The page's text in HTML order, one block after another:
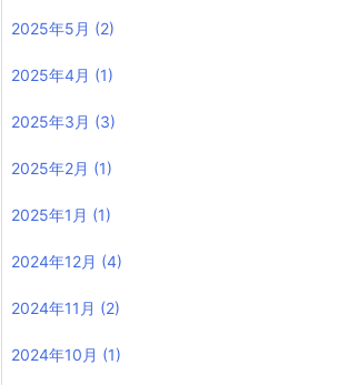
2025年5月 (2)
2025年4月 (1)
2025年3月 (3)
2025年2月 (1)
2025年1月 (1)
2024年12月 (4)
2024年11月 (2)
2024年10月 (1)